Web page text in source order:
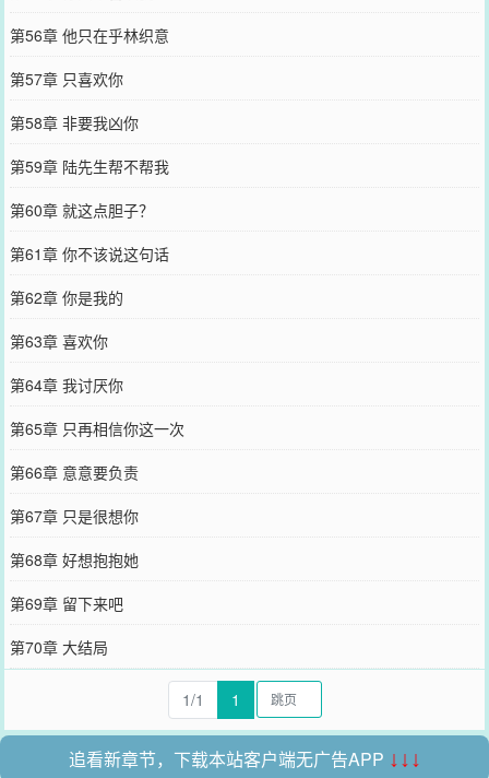
第56章 他只在乎林织意
第57章 只喜欢你
第58章 非要我凶你
第59章 陆先生帮不帮我
第60章 就这点胆子？
第61章 你不该说这句话
第62章 你是我的
第63章 喜欢你
第64章 我讨厌你
第65章 只再相信你这一次
第66章 意意要负责
第67章 只是很想你
第68章 好想抱抱她
第69章 留下来吧
第70章 大结局
1/1 1
追看新章节，下载本站客户端无广告APP ↓↓↓